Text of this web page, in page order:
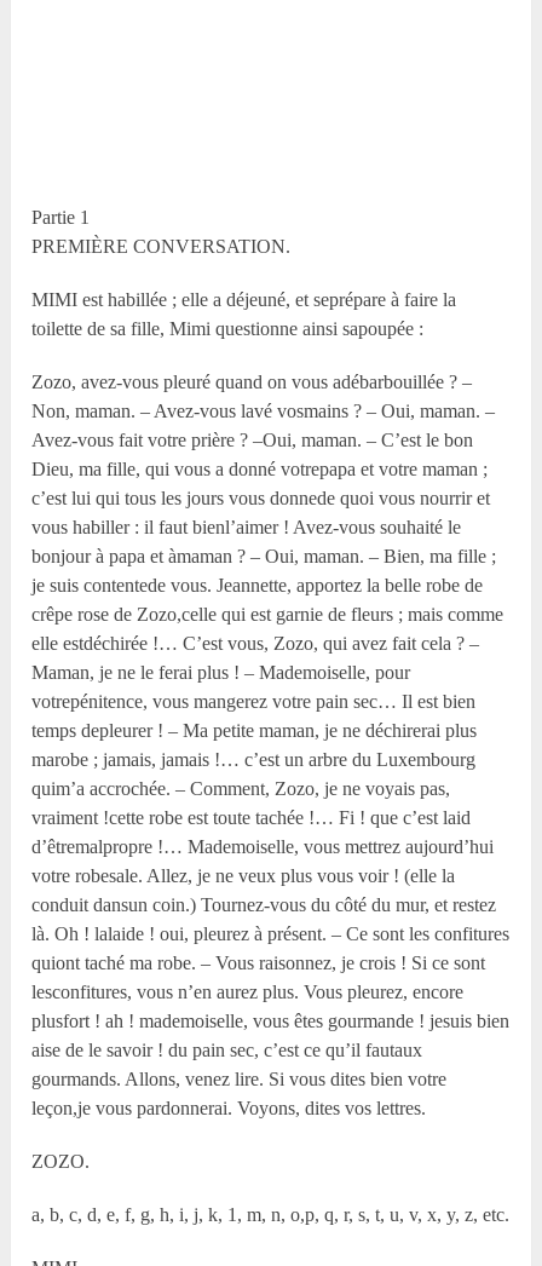
Partie 1
PREMIÈRE CONVERSATION.
MIMI est habillée ; elle a déjeuné, et seprépare à faire la
toilette de sa fille, Mimi questionne ainsi sapoupée :
Zozo, avez-vous pleuré quand on vous adébarbouillée ? –
Non, maman. – Avez-vous lavé vosmains ? – Oui, maman. –
Avez-vous fait votre prière ? –Oui, maman. – C’est le bon
Dieu, ma fille, qui vous a donné votrepapa et votre maman ;
c’est lui qui tous les jours vous donnede quoi vous nourrir et
vous habiller : il faut bienl’aimer ! Avez-vous souhaité le
bonjour à papa et àmaman ? – Oui, maman. – Bien, ma fille ;
je suis contentede vous. Jeannette, apportez la belle robe de
crêpe rose de Zozo,celle qui est garnie de fleurs ; mais comme
elle estdéchirée !… C’est vous, Zozo, qui avez fait cela ? –
Maman, je ne le ferai plus ! – Mademoiselle, pour
votrepénitence, vous mangerez votre pain sec… Il est bien
temps depleurer ! – Ma petite maman, je ne déchirerai plus
marobe ; jamais, jamais !… c’est un arbre du Luxembourg
quim’a accrochée. – Comment, Zozo, je ne voyais pas,
vraiment !cette robe est toute tachée !… Fi ! que c’est laid
d’êtremalpropre !… Mademoiselle, vous mettrez aujourd’hui
votre robesale. Allez, je ne veux plus vous voir ! (elle la
conduit dansun coin.) Tournez-vous du côté du mur, et restez
là. Oh ! lalaide ! oui, pleurez à présent. – Ce sont les confitures
quiont taché ma robe. – Vous raisonnez, je crois ! Si ce sont
lesconfitures, vous n’en aurez plus. Vous pleurez, encore
plusfort ! ah ! mademoiselle, vous êtes gourmande ! jesuis bien
aise de le savoir ! du pain sec, c’est ce qu’il fautaux
gourmands. Allons, venez lire. Si vous dites bien votre
leçon,je vous pardonnerai. Voyons, dites vos lettres.
ZOZO.
a, b, c, d, e, f, g, h, i, j, k, 1, m, n, o,p, q, r, s, t, u, v, x, y, z, etc.